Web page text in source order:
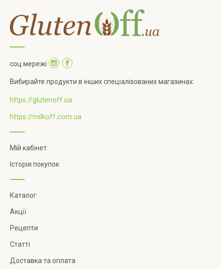
соц мережі
Вибирайте продукти в інших спеціалізованих магазинах:
https://glutenoff.ua
https://milkoff.com.ua
Мій кабінет
Історія покупок
Каталог
Акції
Рецепти
Статті
Доставка та оплата